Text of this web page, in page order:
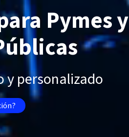
Pymes y
y personalizado